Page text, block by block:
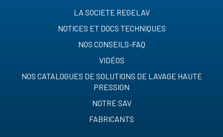
LA SOCIETE REGELAV
NOTICES ET DOCS TECHNIQUES
NOS CONSEILS-FAQ
VIDÉOS
NOS CATALOGUES DE SOLUTIONS DE LAVAGE HAUTE
PRESSION
NOTRE SAV
FABRICANTS